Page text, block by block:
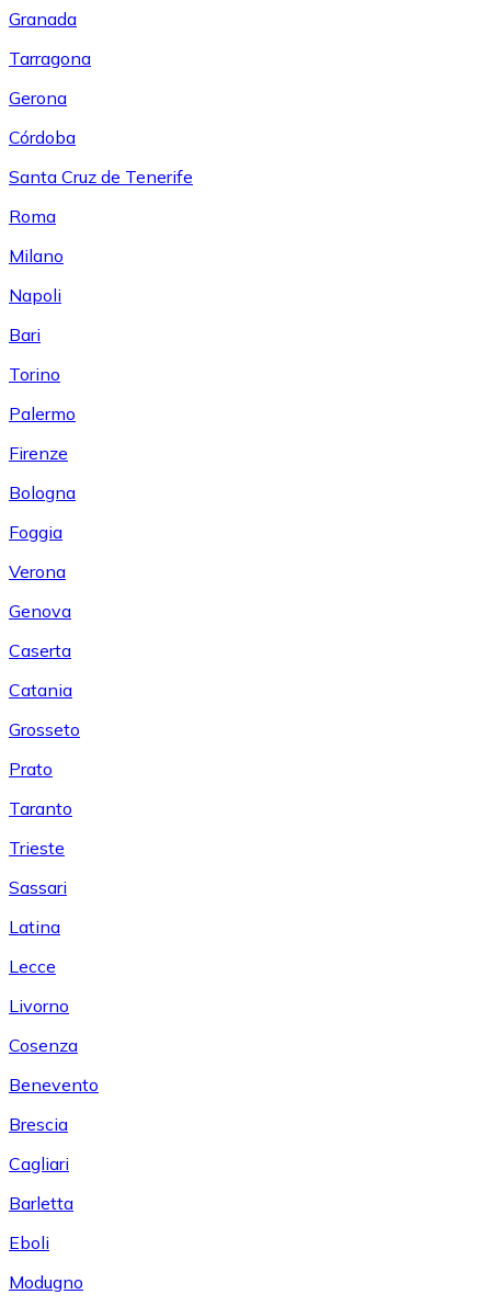
Granada
Tarragona
Gerona
Córdoba
Santa Cruz de Tenerife
Roma
Milano
Napoli
Bari
Torino
Palermo
Firenze
Bologna
Foggia
Verona
Genova
Caserta
Catania
Grosseto
Prato
Taranto
Trieste
Sassari
Latina
Lecce
Livorno
Cosenza
Benevento
Brescia
Cagliari
Barletta
Eboli
Modugno